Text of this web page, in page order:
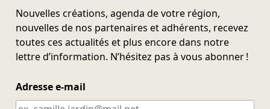
Nouvelles créations, agenda de votre région,
nouvelles de nos partenaires et adhérents, recevez
toutes ces actualités et plus encore dans notre
lettre d’information. N’hésitez pas à vous abonner !
Adresse e-mail